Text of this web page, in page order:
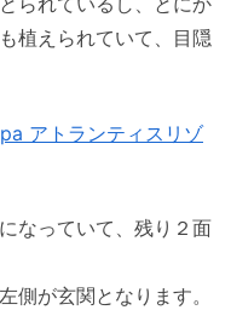
植えられていて、目隠
なっていて、残り２面
側が玄関となります。